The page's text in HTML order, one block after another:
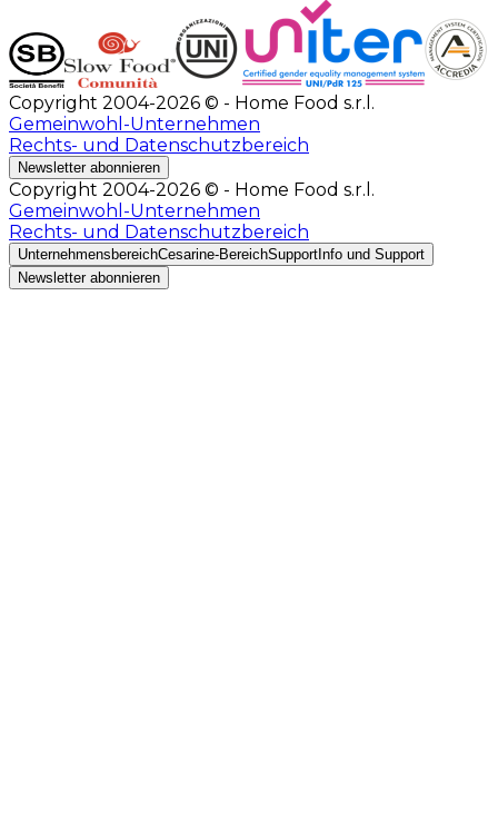
Copyright 2004-2026 © - Home Food s.r.l.
Gemeinwohl-Unternehmen
Rechts- und Datenschutzbereich
Newsletter abonnieren
Copyright 2004-2026 © - Home Food s.r.l.
Gemeinwohl-Unternehmen
Rechts- und Datenschutzbereich
UnternehmensbereichCesarine-BereichSupport Info und Support
Newsletter abonnieren